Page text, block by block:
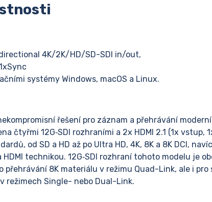
4K/2K/HD/SD-SDI in/out,
systémy Windows, macOS a Linux.
řešení pro záznam a přehrávání
čtyřmi 12G‑SDI rozhraními a 2x HDMI 2.1 (1x vstup,
od SD a HD až po Ultra HD, 4K, 8K a 8K DCI,
HDMI technikou. 12G‑SDI rozhraní tohoto modelu je
přehrávání 8K materiálu v režimu Quad-Link, ale i
režimech Single- nebo Dual-Link.